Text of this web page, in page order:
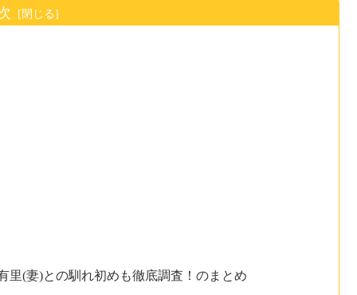
里(妻)との馴れ初めも徹底調査！のまとめ